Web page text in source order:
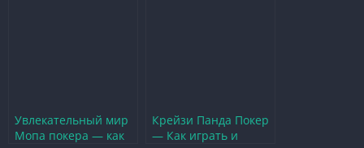
Увлекательный мир
Мопа покера — как
Крейзи Панда Покер
— Как играть и